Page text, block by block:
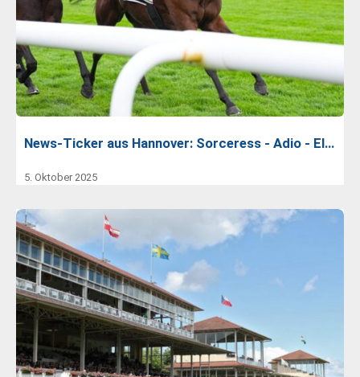
News-Ticker aus Hannover: Sorceress - Adio - El…
5. Oktober 2025